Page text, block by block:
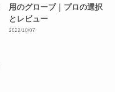
用のグローブ｜プロの選択
とレビュー
2022/10/07